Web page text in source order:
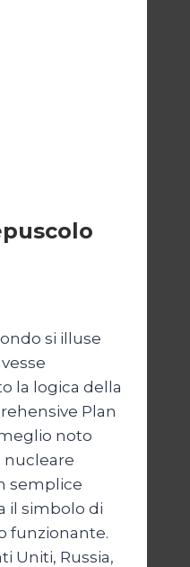
si illuse
la logica della
Plan
noto
nucleare
semplice
il simbolo di
funzionante.
Uniti, Russia,